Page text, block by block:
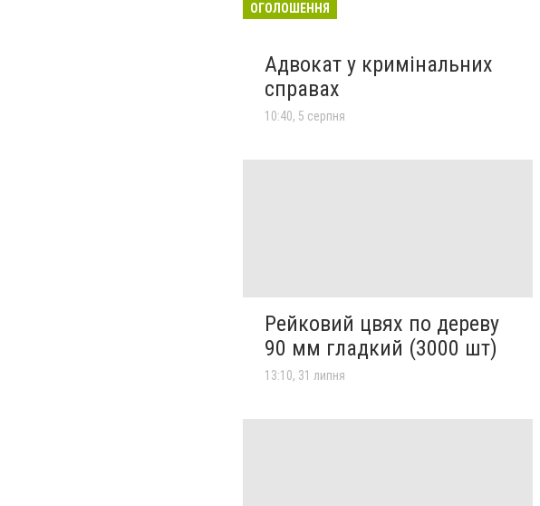
ОГОЛОШЕННЯ
Адвокат у кримінальних
справах
10:40, 5 серпня
Рейковий цвях по дереву
90 мм гладкий (3000 шт)
13:10, 31 липня